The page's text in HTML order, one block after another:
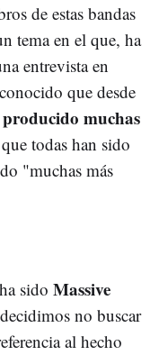
de estas bandas
tema en el que, ha
entrevista en
que desde
producido muchas
todas han sido
"muchas más
sido Massive
no buscar
al hecho